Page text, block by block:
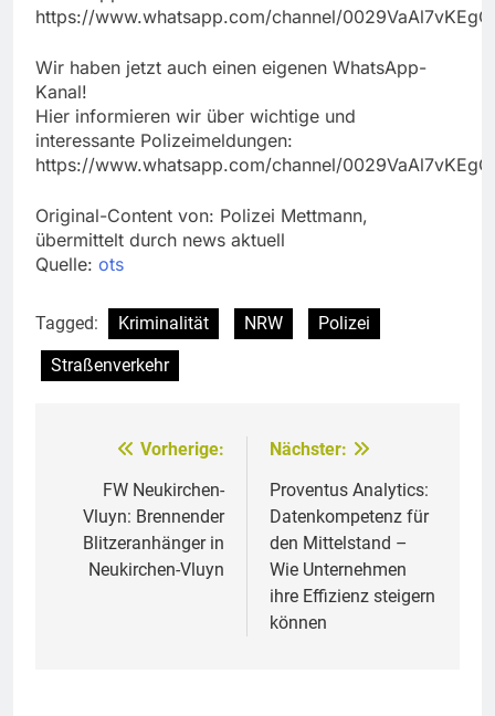
https://www.whatsapp.com/channel/
Wir haben jetzt auch einen eigenen WhatsApp-
Kanal!
Hier informieren wir über wichtige und
interessante Polizeimeldungen:
https://www.whatsapp.com/channel/
Original-Content von: Polizei Mettmann,
übermittelt durch news aktuell
Quelle: ots
Tagged: Kriminalität NRW
Polizei
Straßenverkehr
Beitragsnavigation
Vorherige:
FW Neukirchen-
Vluyn: Brennender
Blitzeranhänger in
Neukirchen-Vluyn
Nächster:
Proventus Analytics:
Datenkompetenz für
den Mittelstand –
Wie Unternehmen
ihre Effizienz steigern
können